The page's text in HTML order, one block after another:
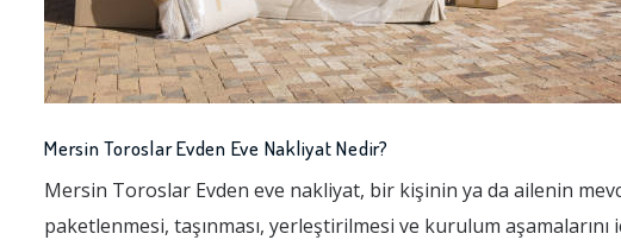
Mersin Toroslar Evden Eve Nakliyat Nedir?
Mersin Toroslar Evden eve nakliyat, bir kişinin ya da ailenin
paketlenmesi, taşınması, yerleştirilmesi ve kurulum aşamalarını